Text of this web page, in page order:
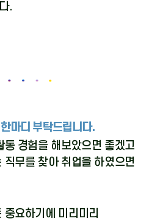
.
마디 부탁드립니다.
동 경험을 해보았으면 좋겠고
직무를 찾아 취업을 하였으면
요하기에 미리미리